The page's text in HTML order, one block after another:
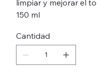
limpiar y mejorar el
150 ml
Cantidad